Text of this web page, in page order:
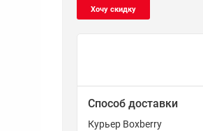
Способ доставки
Курьер Boxberry